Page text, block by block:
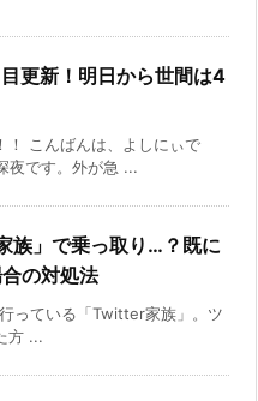
更新！明日から世間は4
！ こんばんは、よしにぃで
夜です。外が急 ...
族」で乗っ取り…？既に
の対処法
っている「Twitter家族」。ツ
方 ...